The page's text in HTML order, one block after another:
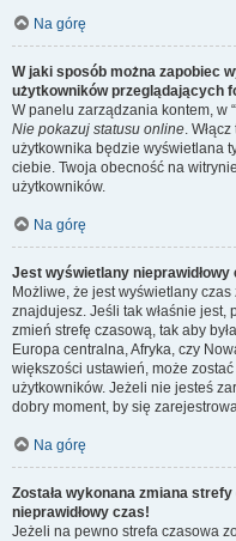
Na górę
W jaki sposób można zapobiec
użytkowników przeglądających
W panelu zarządzania kontem, w
Nie pokazuj statusu online.
użytkownika będzie wyświetlana
ciebie. Twoja obecność na
użytkowników.
Na górę
Jest wyświetlany nieprawidłowy
Możliwe, że jest wyświetlany
znajdujesz. Jeśli tak właśnie
zmień strefę czasową, tak aby
Europa centralna, Afryka, czy
większości ustawień, może
użytkowników. Jeżeli nie jesteś
dobry moment, by się
Na górę
Została wykonana zmiana
nieprawidłowy czas!
Jeżeli na pewno strefa czasowa